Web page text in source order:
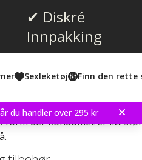
✔ Diskré
Innpakking
Sexleketøj Finn den rette
du handler over 295 kr
Gjennomsnittskarakter:
0.0 stemmer:
0
Natural 48 stk
form der kondomet er litt